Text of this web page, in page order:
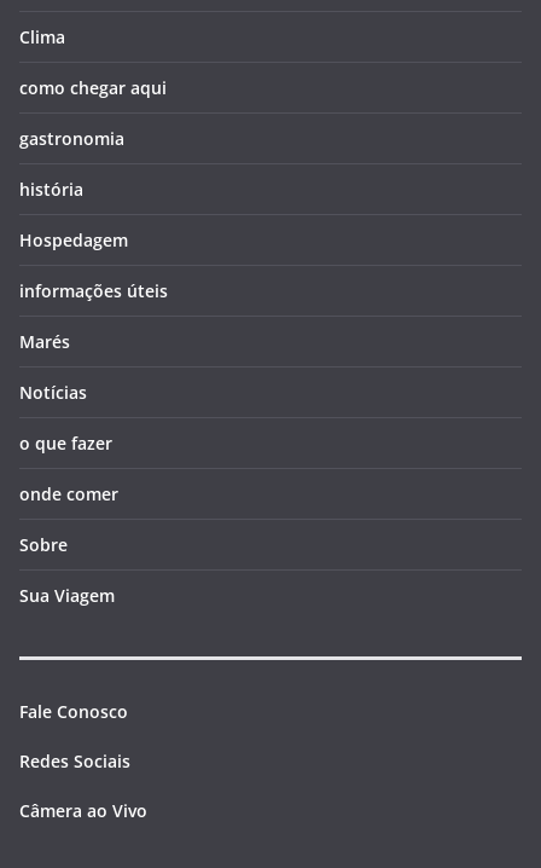
Clima
como chegar aqui
gastronomia
história
Hospedagem
informações úteis
Marés
Notícias
o que fazer
onde comer
Sobre
Sua Viagem
Fale Conosco
Redes Sociais
Câmera ao Vivo